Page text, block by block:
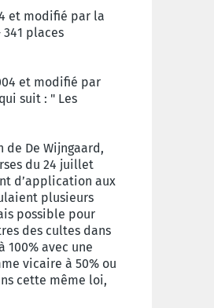
et modifié par la
places
et modifié par
suit : " Les
De Wijngaard,
du 24 juillet
d’application aux
plusieurs
possible pour
des cultes dans
100% avec une
vicaire à 50% ou
cette même loi,